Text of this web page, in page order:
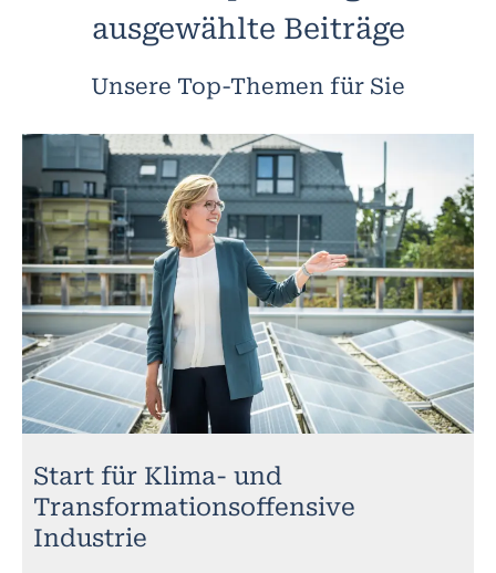
ausgewählte Beiträge
Unsere Top-Themen für Sie
Start für Klima- und
Transformationsoffensive
Industrie